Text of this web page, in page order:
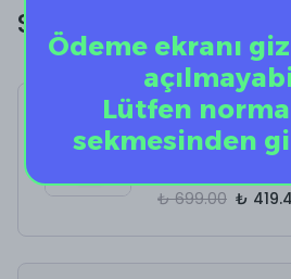
Size Özel Ekstra
Starshine
₺ 699.00 ₺
Ödeme ekranı
Lütfen
sekmesinden